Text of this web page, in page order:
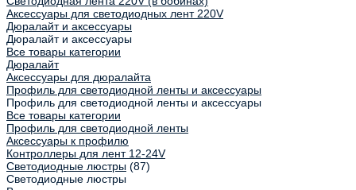
Аксессуары для светодиодных лент 220V
Дюралайт и аксессуары
Дюралайт и аксессуары
Все товары категории
Дюралайт
Аксессуары для дюралайта
Профиль для светодиодной ленты и аксессуары
Профиль для светодиодной ленты и аксессуары
Все товары категории
Профиль для светодиодной ленты
Аксессуары к профилю
Контроллеры для лент 12-24V
Светодиодные люстры (87)
Светодиодные люстры